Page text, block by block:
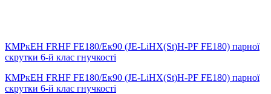
КМРкЕН FRHF FE180/Eк90 (JE-LiHX(St)H-PF FE180) парної
скрутки 6-й клас гнучкості
КМРкЕН FRHF FE180/Eк90 (JE-LiHX(St)H-PF FE180) парної
скрутки 6-й клас гнучкості